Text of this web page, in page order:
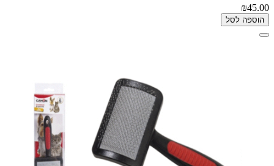
₪45.00
הוספה לסל